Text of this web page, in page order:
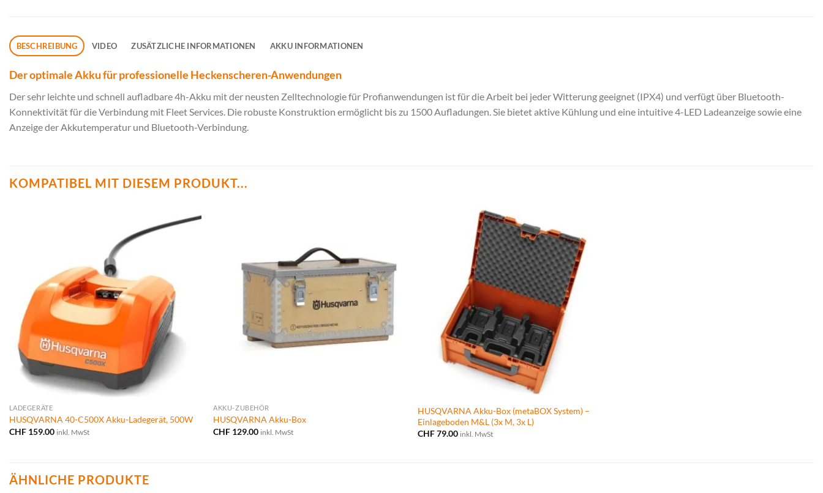
BESCHREIBUNG VIDEO ZUSÄTZLICHE INFORMATIONEN AKKU INFORMATIONEN
Der optimale Akku für professionelle Heckenscheren-Anwendungen
Der sehr leichte und schnell aufladbare 4h-Akku mit der neusten Zelltechnologie für Profianwendungen ist für die Arbeit bei jeder Witterung geeignet (IPX4) und verfügt über Bluetooth-
Konnektivität für die Verbindung mit Fleet Services. Die robuste Konstruktion ermöglicht bis zu 1500 Aufladungen. Sie bietet aktive Kühlung und eine intuitive 4-LED Ladeanzeige sowie eine
Anzeige der Akkutemperatur und Bluetooth-Verbindung.
KOMPATIBEL MIT DIESEM PRODUKT...
LADEGERÄTE
HUSQVARNA 40-C500X Akku-Ladegerät, 500W
CHF159.00 inkl. MwSt
AKKU-ZUBEHÖR
HUSQVARNA Akku-Box
CHF 129.00 inkl. MwSt
HUSQVARNA Akku-Box (metaBOX System) –
Einlageboden M&L (3x M, 3x L)
CHF79.00 inkl. MwSt
ÄHNLICHE PRODUKTE